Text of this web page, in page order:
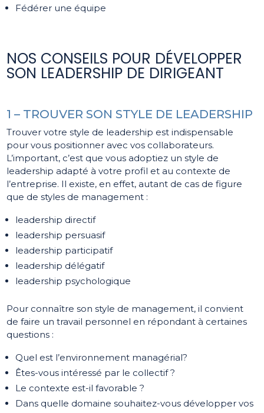
Fédérer une équipe
NOS CONSEILS POUR DÉVELOPPER
SON LEADERSHIP DE DIRIGEANT
1 – TROUVER SON STYLE DE LEADERSHIP
Trouver votre style de leadership est indispensable
pour vous positionner avec vos collaborateurs.
L’important, c’est que vous adoptiez un style de
leadership adapté à votre profil et au contexte de
l’entreprise. Il existe, en effet, autant de cas de figure
que de styles de management :
leadership directif
leadership persuasif
leadership participatif
leadership délégatif
leadership psychologique
Pour connaître son style de management, il convient
de faire un travail personnel en répondant à certaines
questions :
Quel est l’environnement managérial?
Êtes-vous intéressé par le collectif ?
Le contexte est-il favorable ?
Dans quelle domaine souhaitez-vous développer vos